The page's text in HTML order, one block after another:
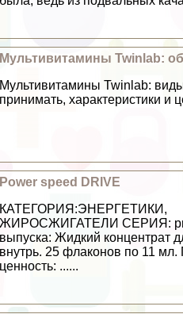
Мультивитамины Twinlab:
Мультивитамины Twinlab:
принимать, хаpaктеристики и
Power speed DRIVE
КАТЕГОРИЯ:ЭНЕРГЕТИКИ,
ЖИРОСЖИГАТЕЛИ СЕРИЯ:
выпуска: Жидкий концентрат
внутрь. 25 флаконов по 11
ценность: ......